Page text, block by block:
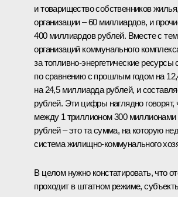
и товарищество собственников
организации – 60 миллиардов, и
400 миллиардов рублей. Вместе с
организаций коммунального
за топливно-энергетические ресурсы
по сравнению с прошлым годом на
на 24,5 миллиарда рублей, и
рублей. Эти цифры наглядно говорят,
между 1 триллионом 300
рублей – это та сумма, на которую
система жилищно-коммунального
В целом нужно констатировать, что
проходит в штатном режиме,